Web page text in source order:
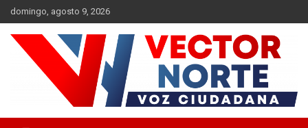
Saltar
al
contenido
domingo, agosto 9, 2026
Vector Norte